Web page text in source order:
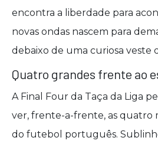
encontra a liberdade para
novas ondas nascem para
debaixo de uma curiosa veste
Quatro grandes frente ao
A Final Four da Taça da Liga
ver, frente-a-frente, as quatro
do futebol português.